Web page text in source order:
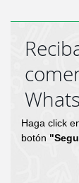
Haga click
botón